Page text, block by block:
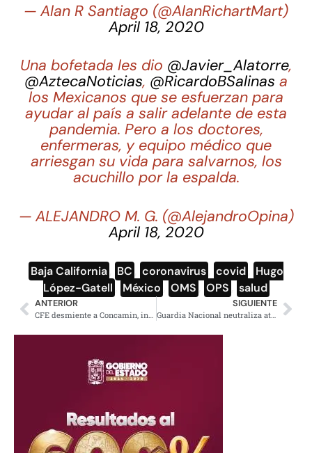
— Alan R Santiago (@AlanRichartMart)
April 18, 2020
Una bofetada les dio @Javier_Alatorre,
@AztecaNoticias, @RicardoBSalinas a
los Mexicanos que se esfuerzan para
ayudar al país a salir adelante de esta
pandemia. Pero a los doctores,
enfermeras, y equipo médico que
arriesgan su vida para salvarnos, los
acuchillo por la espalda.
— ALEJANDRO M. G. (@AlejandroOpina)
April 18, 2020
Baja California BC coronavirus covid
Hugo
López-Gatell
México OMS OPS salud
ANTERIOR
CFE desmiente a Concamin, incluso baja tarifa industrial
SIGUIENTE
Guardia Nacional neutraliza ataque cibernético de impacto internacional